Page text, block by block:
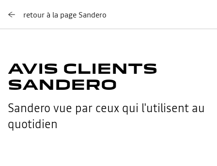
retour à la page Sandero
AVIS CLIENTS
SANDERO
Sandero vue par ceux qui l'utilisent au
quotidien